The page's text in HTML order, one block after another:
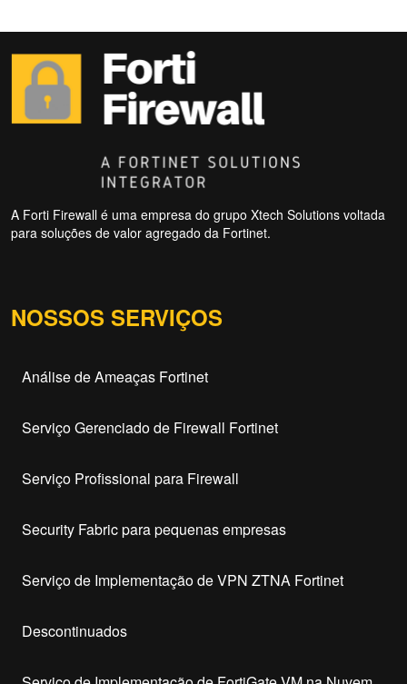
A Forti Firewall é uma empresa do grupo Xtech Solutions voltada
para soluções de valor agregado da Fortinet.
NOSSOS SERVIÇOS
Análise de Ameaças Fortinet
Serviço Gerenciado de Firewall Fortinet
Serviço Profissional para Firewall
Security Fabric para pequenas empresas
Serviço de Implementação de VPN ZTNA Fortinet
Descontinuados